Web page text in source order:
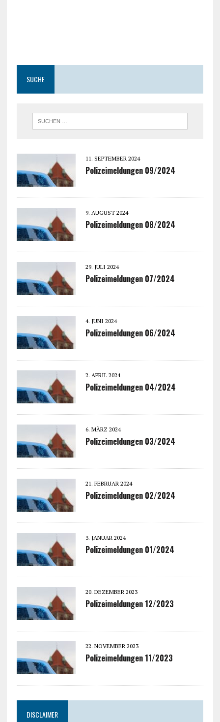
SUCHE
11. SEPTEMBER 2024
Polizeimeldungen 09/2024
9. AUGUST 2024
Polizeimeldungen 08/2024
29. JULI 2024
Polizeimeldungen 07/2024
4. JUNI 2024
Polizeimeldungen 06/2024
2. APRIL 2024
Polizeimeldungen 04/2024
6. MÄRZ 2024
Polizeimeldungen 03/2024
21. FEBRUAR 2024
Polizeimeldungen 02/2024
3. JANUAR 2024
Polizeimeldungen 01/2024
20. DEZEMBER 2023
Polizeimeldungen 12/2023
22. NOVEMBER 2023
Polizeimeldungen 11/2023
DISCLAIMER